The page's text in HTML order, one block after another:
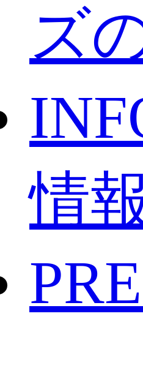
ズ
情